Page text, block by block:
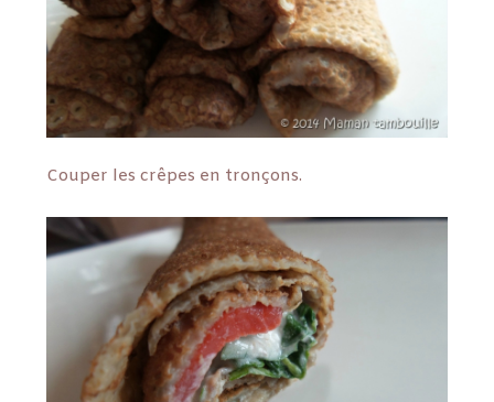
Couper les crêpes en tronçons.